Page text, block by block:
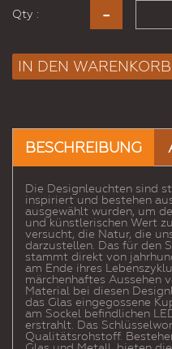
Qty :
IN DEN WARENKORB
BESCHREIBUNG
Die Designleuchten sind
inspiriert und bestehen
ausgewählt wurden, um
und künstlerischen Wert
versucht, die Natur, die
darzustellen. Das für den
stammt direkt von
am Ende ihres
märchenhaftes Aussehen
Material bei diesen
das Glas eingegossene
am Sockel befindlichen
erstrahlt. Das
Qualitätsrohstoff.